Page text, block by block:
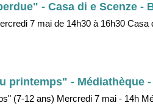
- Casa di e Scenze -
7 mai de 14h30 à 16h30
printemps" - Médiathèque -
(7-12 ans) Mercredi 7 mai - 14h